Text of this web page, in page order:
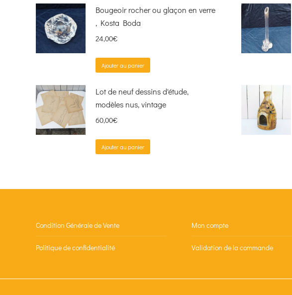
Bougeoir rocher ou glaçon en verre
, Kosta Boda
24,00€
Ajouter au panier
Lot de neuf dessins d'étude,
modèles nus, vintage
60,00€
Ajouter au panier
Condition Générale de Vente
Politique de confidentialité
Mon compte
Validation de la commande